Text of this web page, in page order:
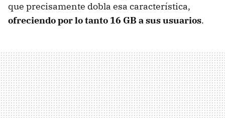
que precisamente dobla esa característica,
ofreciendo por lo tanto 16 GB a sus usuarios.